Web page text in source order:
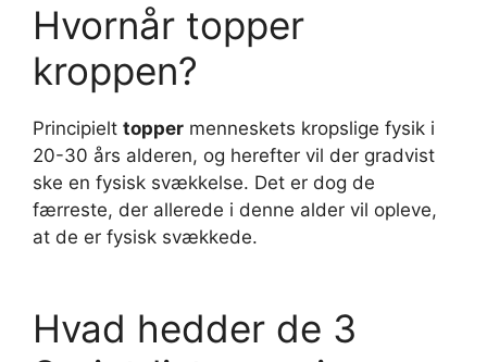
Hvornår topper
kroppen?
Principielt topper menneskets kropslige fysik i
20-30 års alderen, og herefter vil der gradvist
ske en fysisk svækkelse. Det er dog de
færreste, der allerede i denne alder vil opleve,
at de er fysisk svækkede.
Hvad hedder de 3